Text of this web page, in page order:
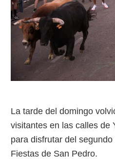
La tarde del domingo
visitantes en las calles de
para disfrutar del
Fiestas de San Pedro.